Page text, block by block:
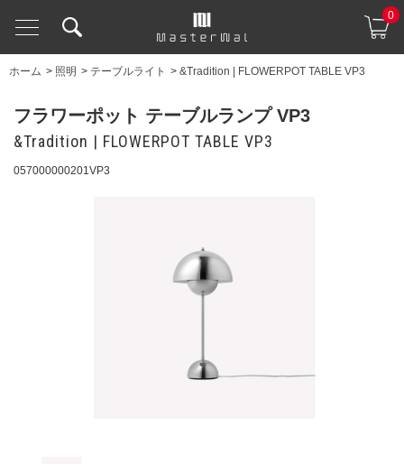
0
ホーム > 照明 > テーブルライト > &Tradition | FLOWERPOT TABLE VP3
フラワーポット テーブルランプ VP3
&Tradition | FLOWERPOT TABLE VP3
057000000201VP3